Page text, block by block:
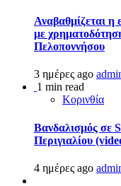
Αναβαθμίζεται
με
Πελοποννήσου
3 ημέρες ago
1 min read
Κορινθία
Βανδαλισμός σε
Περιγιαλίου
4 ημέρες ago